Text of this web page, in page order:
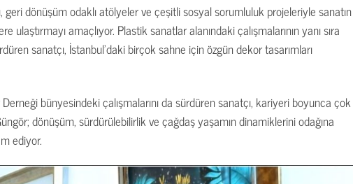
dönüşüm odaklı atölyeler ve çeşitli sosyal sorumluluk projeleriyle sanatın
amaçlıyor. Plastik sanatlar alanındaki çalışmalarının yanı sıra
sanatçı, İstanbul’daki birçok sahne için özgün dekor tasarımları
bünyesindeki çalışmalarını da sürdüren sanatçı, kariyeri boyunca çok
dönüşüm, sürdürülebilirlik ve çağdaş yaşamın dinamiklerini odağına
ediyor.